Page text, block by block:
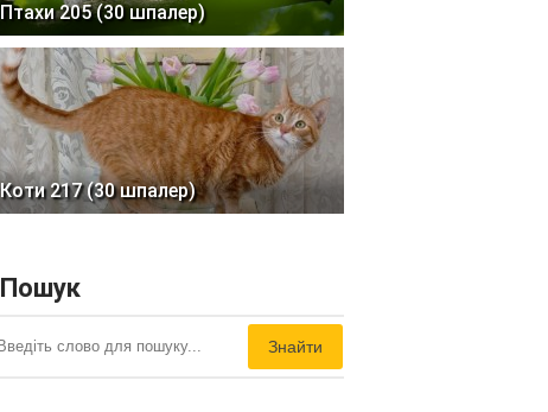
Птахи 205 (30 шпалер)
Коти 217 (30 шпалер)
Пошук
Знайти